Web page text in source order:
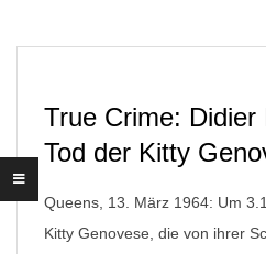
True Crime: Didier
Tod der Kitty
Queens, 13. März 1964: Um
Kitty Genovese, die von ihrer